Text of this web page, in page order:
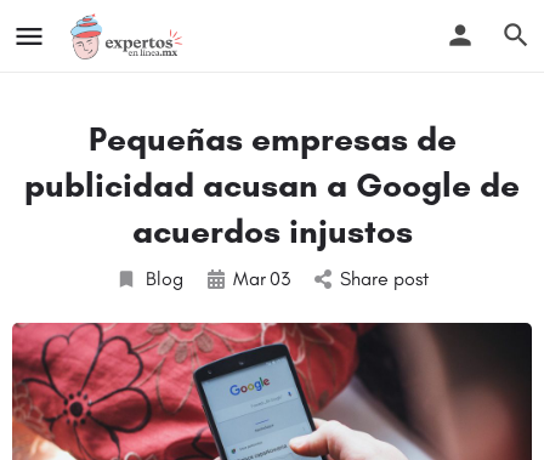
Pequeñas empresas de
publicidad acusan a Google de
acuerdos injustos
Blog Mar03 Share post